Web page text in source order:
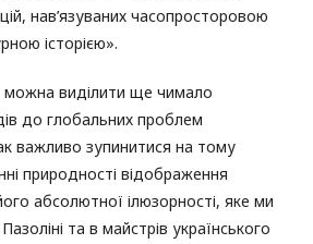
нав’язуваних часопросторовою
історією».
можна виділити ще чимало
до глобальних проблем
важливо зупинитися на тому
природності відображення
абсолютної ілюзорності, яке ми
та в майстрів українського